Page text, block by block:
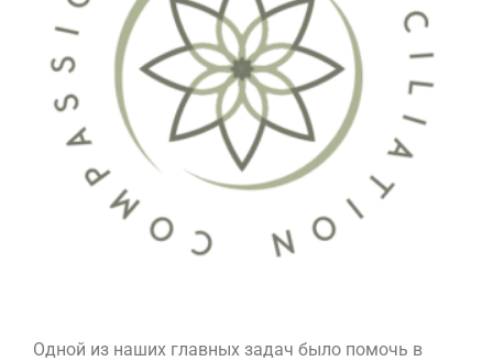
Одной из наших главных задач было помочь в